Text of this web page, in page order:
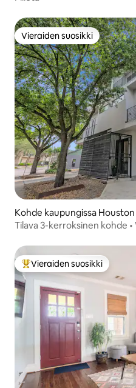
Vieraiden suosikki
Vieraiden suosikki
Kohde kaupungissa Houston
Tilava 3-kerroksinen kohde •
Vieraiden suosikkien
Vieraiden suosikki